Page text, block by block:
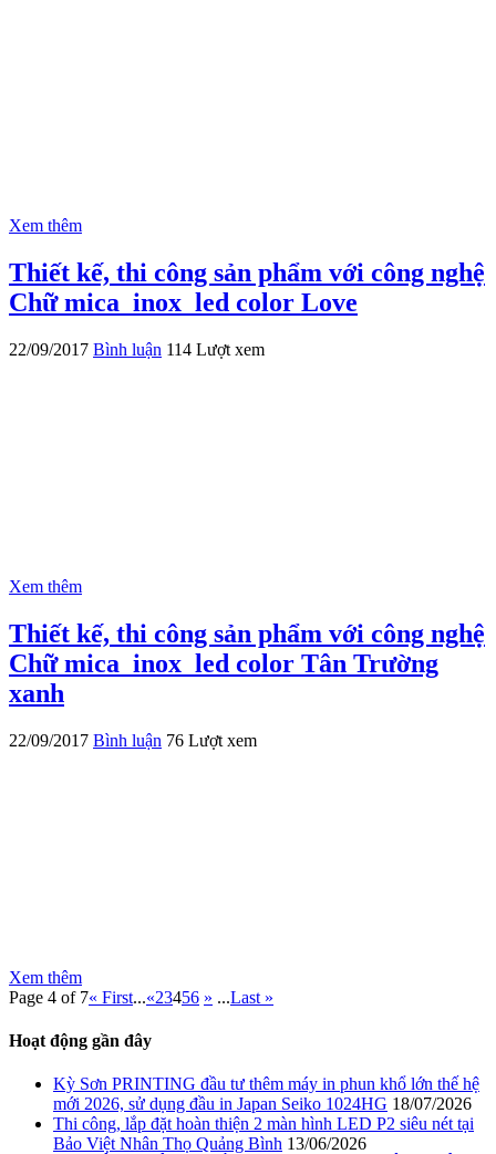
Xem thêm
Thiết kế, thi công sản phẩm với công nghệ
Chữ mica_inox_led color Love
22/09/2017 Bình luận 114 Lượt xem
Xem thêm
Thiết kế, thi công sản phẩm với công nghệ
Chữ mica_inox_led color Tân Trường
xanh
22/09/2017 Bình luận 76 Lượt xem
Xem thêm
Page 4 of 7« First...«23456 » ...Last »
Hoạt động gần đây
Kỳ Sơn PRINTING đầu tư thêm máy in phun khổ lớn thế hệ
mới 2026, sử dụng đầu in Japan Seiko 1024HG 18/07/2026
Thi công, lắp đặt hoàn thiện 2 màn hình LED P2 siêu nét tại
Bảo Việt Nhân Thọ Quảng Bình 13/06/2026